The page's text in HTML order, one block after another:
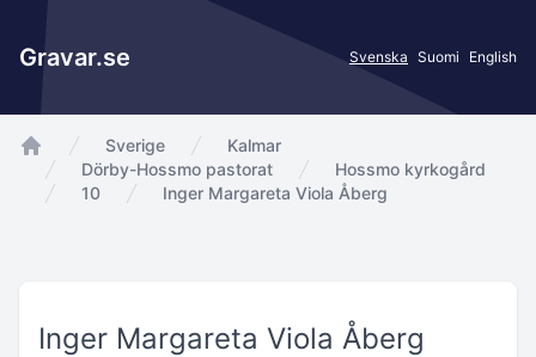
Gravar.se Svenska Suomi English
app.Start
Sverige
Kalmar
Dörby-Hossmo pastorat
Hossmo kyrkogård
10
Inger Margareta Viola Åberg
Inger Margareta Viola Åberg